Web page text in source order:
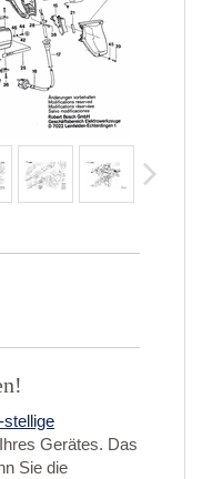
stellige
Gerätes. Das
Sie die